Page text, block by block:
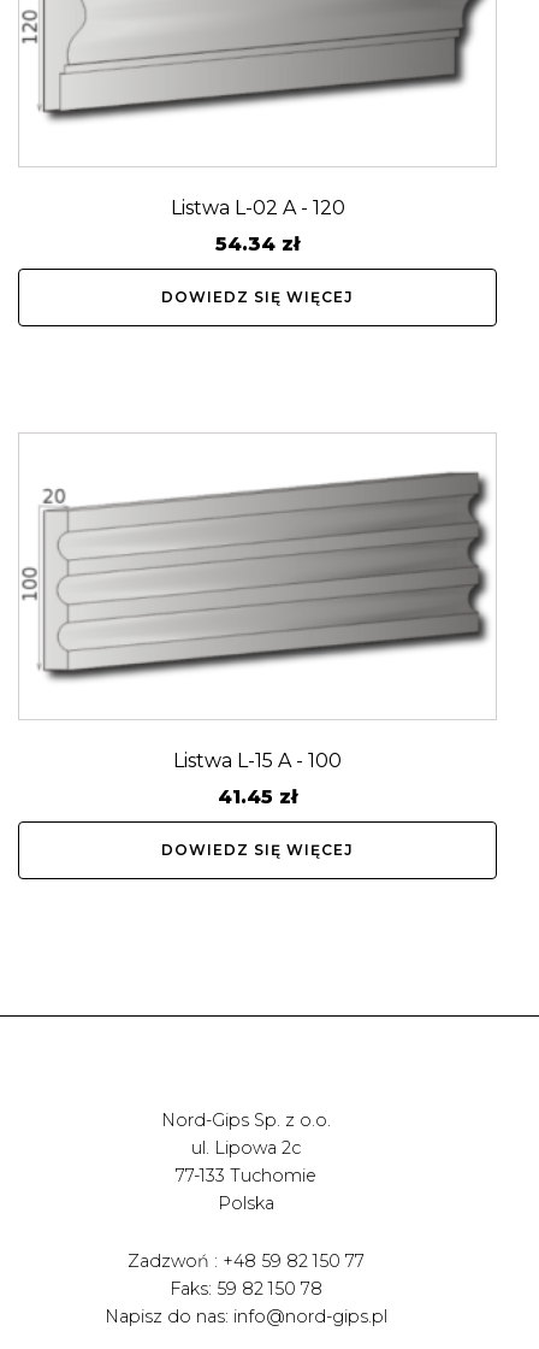
Listwa L-02 A - 120
54.34 zł
DOWIEDZ SIĘ WIĘCEJ
Listwa L-15 A - 100
41.45 zł
DOWIEDZ SIĘ WIĘCEJ
Nord-Gips Sp. z o.o.
ul. Lipowa 2c
77-133 Tuchomie
Polska
Zadzwoń : +48 59 82 150 77
Faks: 59 82 150 78
Napisz do nas: info@nord-gips.pl